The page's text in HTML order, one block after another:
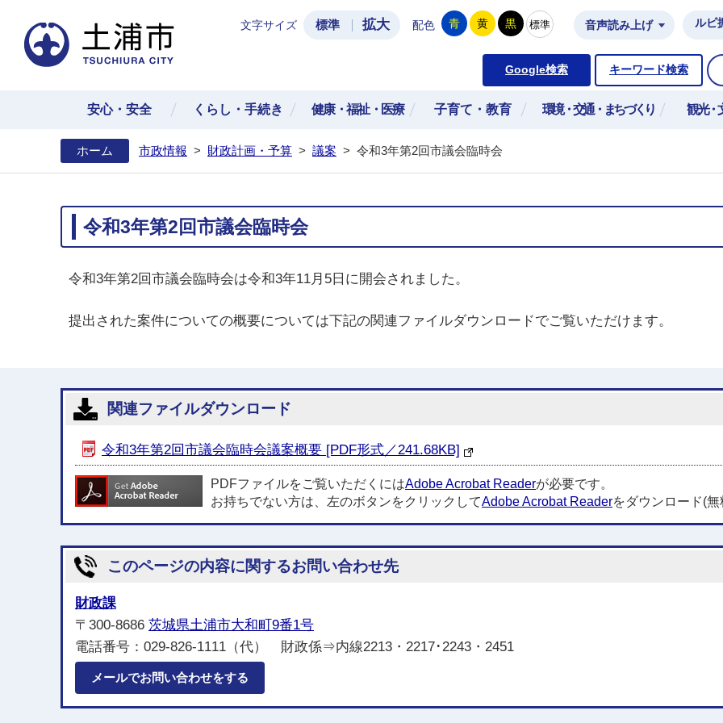
土浦市公式ホームページ
文字サイズ 標準 拡大 配色 青 黄 黒 標準 音声読み上げ ルビ
Google検索 キーワード検索
安心・安全 くらし・手続き 健康・福祉・医療 子育て・教育 環境・交通・まちづくり 観光・
ホーム 市政情報 > 財政計画・予算 > 議案 > 令和3年第2回市議会臨時会
令和3年第2回市議会臨時会
令和3年第2回市議会臨時会は令和3年11月5日に開会されました。
提出された案件についての概要については下記の関連ファイルダウンロードでご覧いただけます。
関連ファイルダウンロード
令和3年第2回市議会臨時会議案概要 [PDF形式／241.68KB]
PDFファイルをご覧いただくにはAdobe Acrobat Readerが必要です。
お持ちでない方は、左のボタンをクリックしてAdobe Acrobat Readerをダウンロード(無
このページの内容に関するお問い合わせ先
財政課
〒300-8686 茨城県土浦市大和町9番1号
電話番号：029-826-1111（代） 財政係⇒内線2213・2217･2243・2451
メールでお問い合わせをする